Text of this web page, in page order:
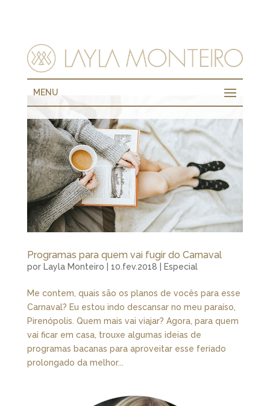
MENU
Programas para quem vai fugir do Carnaval
por Layla Monteiro 10.fev.2018 Especial
Me contem, quais são os planos de vocês para esse
Carnaval? Eu estou indo descansar no meu paraíso,
Pirenópolis. Quem mais vai viajar? Agora, para quem
vai ficar em casa, trouxe algumas ideias de
programas bacanas para aproveitar esse feriado
prolongado da melhor...